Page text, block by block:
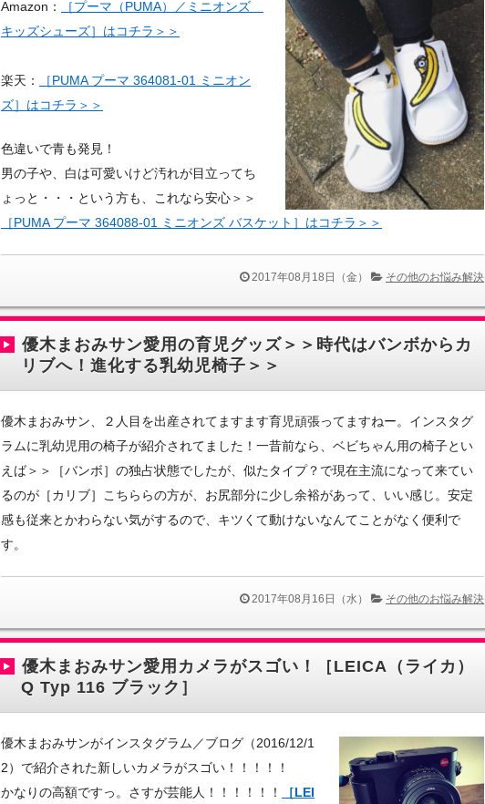
Amazon：
［プーマ（PUMA）／ミニオンズ
キッズシューズ］はコチラ＞＞
楽天：
［PUMA プーマ 364081-01 ミニオン
ズ］はコチラ＞＞
色違いで青も発見！
男の子や、白は可愛いけど汚れが目立ってち
ょっと・・・という方も、これなら安心＞＞
［PUMA プーマ 364088-01 ミニオンズ バスケット］はコチラ＞＞
2017年08月18日（金） その他のお悩み解決
優木まおみサン愛用の育児グッズ＞＞時代はバンボからカ
リブへ！進化する乳幼児椅子＞＞
優木まおみサン、２人目を出産されてますます育児頑張ってますねー。インスタグ
ラムに乳幼児用の椅子が紹介されてました！一昔前なら、ベビちゃん用の椅子とい
えば＞＞［バンボ］の独占状態でしたが、似たタイプ？で現在主流になって来てい
るのが［カリブ］こちららの方が、お尻部分に少し余裕があって、いい感じ。安定
感も従来とかわらない気がするので、キツくて動けないなんてことがなく便利で
す。
2017年08月16日（水） その他のお悩み解決
優木まおみサン愛用カメラがスゴい！［LEICA（ライカ）
Q Typ 116 ブラック］
優木まおみサンがインスタグラム／ブログ（2016/12/1
2）で紹介された新しいカメラがスゴい！！！！！
かなりの高額ですっ。さすが芸能人！！！！！！
［LEI